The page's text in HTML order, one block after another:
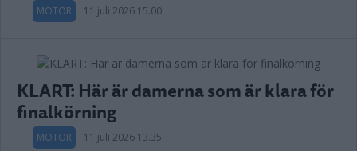
MOTOR 11 juli 2026 15.00
KLART: Här är damerna som är klara för
finalkörning
MOTOR 11 juli 2026 13.35